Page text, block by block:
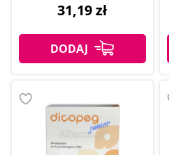
31,19 zł